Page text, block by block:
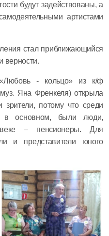
будут задействованы, а
артистами
стал приближающийся
верности.
- кольцо» из к/ф
Яна Френкеля) открыла
зрители, потому что среди
в основном, были люди,
– пенсионеры. Для
и представители юного